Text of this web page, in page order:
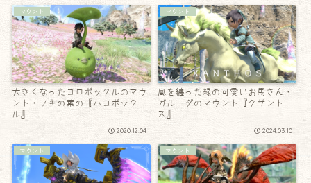
マウント
大きくなったコロポックルのマウ
ント・フキの葉の『ハコボック
ル』
2020.12.04
マウント
風を纏った緑の可愛いお馬さん・
ガルーダのマウント『クサント
ス』
2024.03.10
マウント マウント